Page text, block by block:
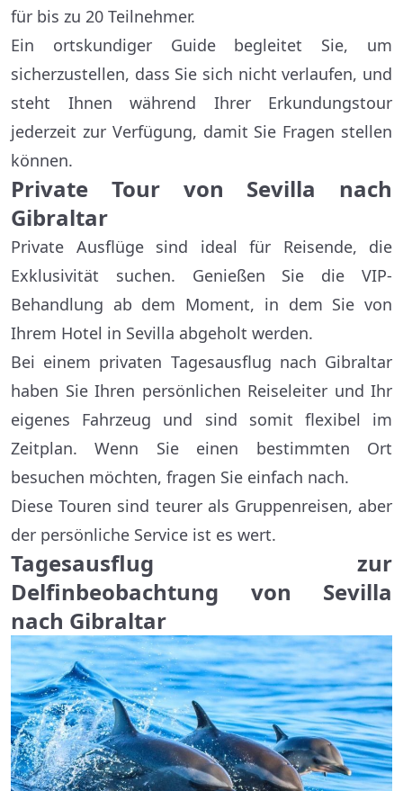
für bis zu 20 Teilnehmer.
Ein ortskundiger Guide begleitet Sie, um
sicherzustellen, dass Sie sich nicht verlaufen, und
steht Ihnen während Ihrer Erkundungstour
jederzeit zur Verfügung, damit Sie Fragen stellen
können.
Private Tour von Sevilla nach
Gibraltar
Private Ausflüge sind ideal für Reisende, die
Exklusivität suchen. Genießen Sie die VIP-
Behandlung ab dem Moment, in dem Sie von
Ihrem Hotel in Sevilla abgeholt werden.
Bei einem privaten Tagesausflug nach Gibraltar
haben Sie Ihren persönlichen Reiseleiter und Ihr
eigenes Fahrzeug und sind somit flexibel im
Zeitplan. Wenn Sie einen bestimmten Ort
besuchen möchten, fragen Sie einfach nach.
Diese Touren sind teurer als Gruppenreisen, aber
der persönliche Service ist es wert.
Tagesausflug zur
Delfinbeobachtung von Sevilla
nach Gibraltar